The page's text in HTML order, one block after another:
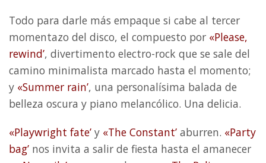
Todo para darle más empaque si cabe al tercer
momentazo del disco, el compuesto por «Please,
rewind’, divertimento electro-rock que se sale del
camino minimalista marcado hasta el momento;
y «Summer rain’, una personalísima balada de
belleza oscura y piano melancólico. Una delicia.
«Playwright fate’ y «The Constant’ aburren. «Party
bag’ nos invita a salir de fiesta hasta el amanecer